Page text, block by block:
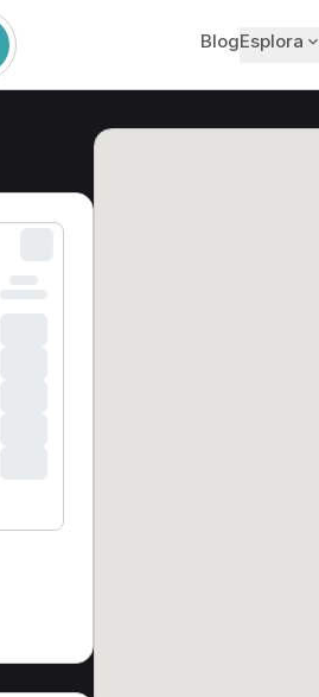
BlogEsplora